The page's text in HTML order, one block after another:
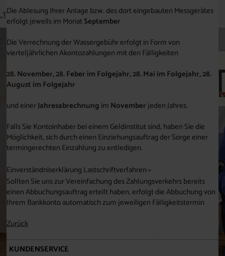
Die Ablesung Ihrer Anlage bzw. des dort eingebauten Messgerätes
erfolgt jeweils im MonatSeptember
Die Verrechnung der Wassergebühr erfolgt in Form von
vierteljährlichen Akontozahlungen mit den Fälligkeiten
28. November, 28. Feber im Folgejahr, 28. Mai im Folgejahr, 28.
August im Folgejahr
und einerJahresabrechnung im November jeden Jahres.
Falls Sie Kontoinhaber bei einem Geldinstitut sind, haben Sie die
Möglichkeit, sich durch einen Einziehungsauftrag der Sorge einer
termingerechten Einzahlung zu entledigen.
Einverständniserklärung Lastschriftverfahren »
Sollten Sie uns zur Vereinfachung des Zahlungsverkehrs bereits
einen Abbuchungsauftrag erteilt haben, erfolgt die Abbuchung von
Ihrem Bankkonto automatisch zum jeweiligen Fälligkeitstermin
Zurück
KUNDENSERVICE
„TROPFI“ zu Besuch in der Volksschule Breitenbrunn